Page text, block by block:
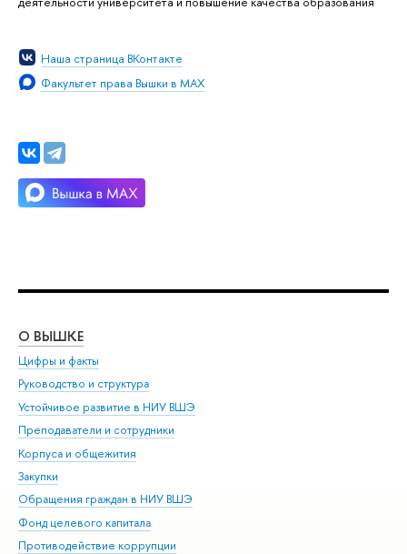
Наша страница ВКонтакте
Факультет права Вышки в MAX
О ВЫШКЕ
Цифры и факты
Руководство и структура
Устойчивое развитие в НИУ ВШЭ
Преподаватели и сотрудники
Корпуса и общежития
Закупки
Обращения граждан в НИУ ВШЭ
Фонд целевого капитала
Противодействие коррупции